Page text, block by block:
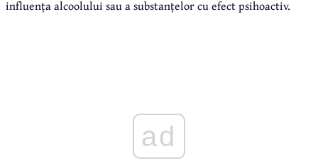
influența alcoolului sau a substanțelor cu efect psihoactiv.
ad